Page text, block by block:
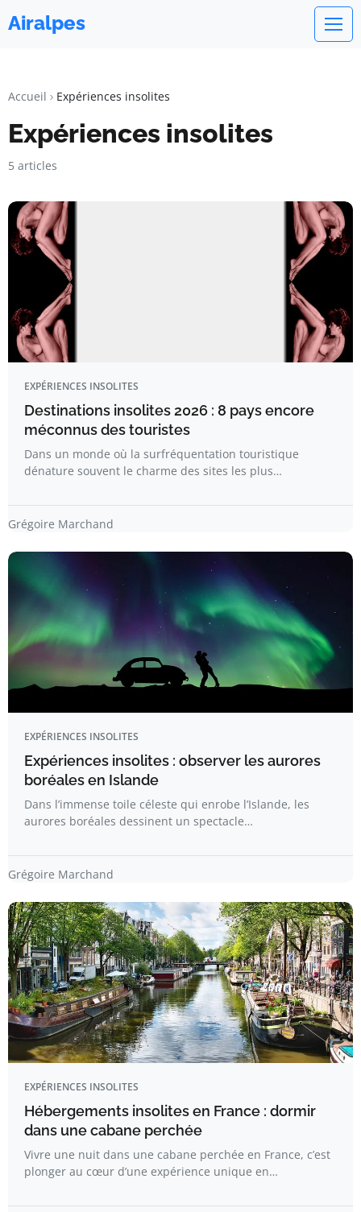
Airalpes
Accueil Expériences insolites
Expériences insolites
5 articles
EXPÉRIENCES INSOLITES
Destinations insolites 2026 : 8 pays encore
méconnus des touristes
Dans un monde où la surfréquentation touristique
dénature souvent le charme des sites les plus…
Grégoire Marchand
EXPÉRIENCES INSOLITES
Expériences insolites : observer les aurores
boréales en Islande​
Dans l’immense toile céleste qui enrobe l’Islande, les
aurores boréales dessinent un spectacle…
Grégoire Marchand
EXPÉRIENCES INSOLITES
Hébergements insolites en France : dormir
dans une cabane perchée​
Vivre une nuit dans une cabane perchée en France, c’est
plonger au cœur d’une expérience unique en…